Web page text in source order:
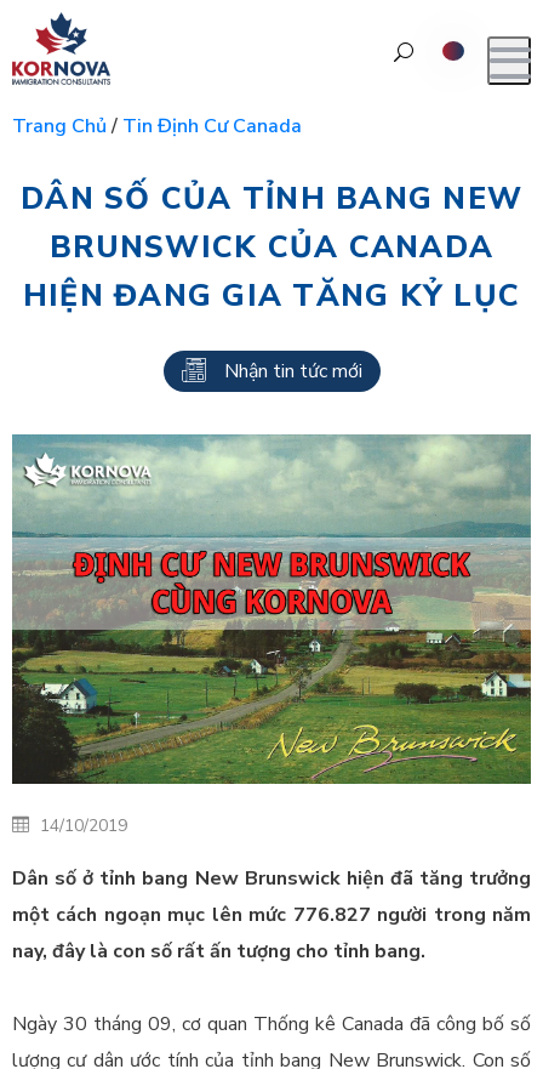
Trang Chủ/ Tin Định Cư Canada
DÂN SỐ CỦA TỈNH BANG NEW
BRUNSWICK CỦA CANADA
HIỆN ĐANG GIA TĂNG KỶ LỤC
Nhận tin tức mới
14/10/2019
Dân số ở tỉnh bang New Brunswick hiện đã tăng trưởng
một cách ngoạn mục lên mức 776.827 người trong năm
nay, đây là con số rất ấn tượng cho tỉnh bang.
Ngày 30 tháng 09, cơ quan Thống kê Canada đã công bố số
lượng cư dân ước tính của tỉnh bang New Brunswick. Con số